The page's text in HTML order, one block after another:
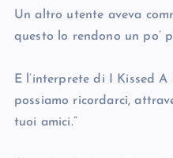
Un altro utente aveva
questo lo rendono un po’
E l’interprete di I Kissed
possiamo ricordarci,
tuoi amici.”